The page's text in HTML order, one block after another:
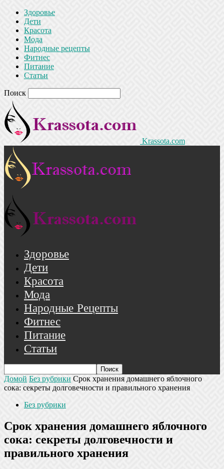
Здоровье
Дети
Красота
Мода
Народные рецепты
Фитнес
Питание
Статьи
Поиск
Krassota.com
Здоровье
Дети
Красота
Мода
Народные Рецепты
Фитнес
Питание
Статьи
Домой Без рубрики Срок хранения домашнего яблочного
сока: секреты долговечности и правильного хранения
Без рубрики
Срок хранения домашнего яблочного
сока: секреты долговечности и
правильного хранения